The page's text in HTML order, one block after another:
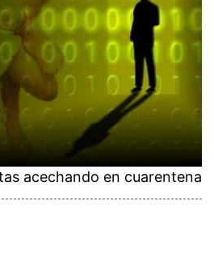
acechando en cuarentena